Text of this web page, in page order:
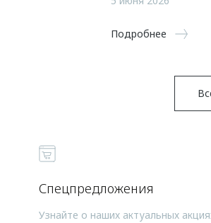
Подробнее
Спецпредложения
Узнайте о наших актуальных